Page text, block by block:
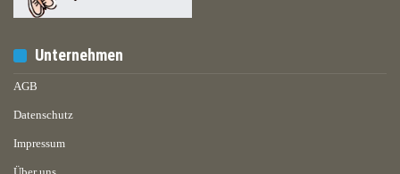
Unternehmen
AGB
Datenschutz
Impressum